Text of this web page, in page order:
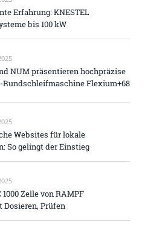
Erfahrung: KNESTEL
bis 100 kW
NUM präsentieren hochpräzise
Flexium+68
Websites für lokale
So gelingt der Einstieg
Zelle von RAMPF
Prüfen